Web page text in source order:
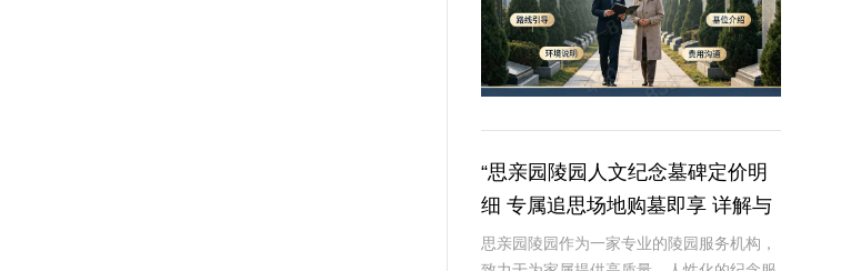
“思亲园陵园人文纪念墓碑定价明
细 专属追思场地购墓即享 详解与
优惠活动”
思亲园陵园作为一家专业的陵园服务机构，